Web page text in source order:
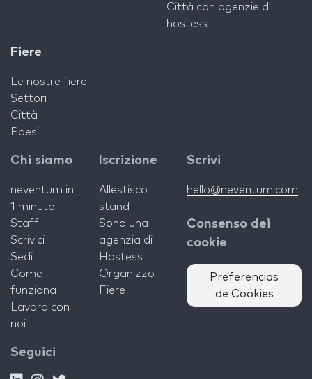
Città con agenzie di
hostess
Fiere
Le nostre fiere
Settori
Città
Paesi
Chi siamo
neventum in
1 minuto
Staff
Scrivici
Sedi
Come
funziona
Lavora con
noi
Iscrizione
Allestisco
stand
Sono una
agenzia di
Hostess
Organizzo
Fiere
Scrivi
hello@neventum.com
Consenso dei
cookie
Preferencias
de Cookies
Seguici